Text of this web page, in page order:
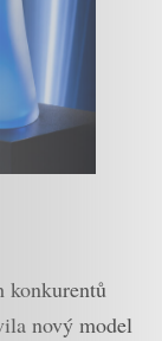
konkurentů
nový model